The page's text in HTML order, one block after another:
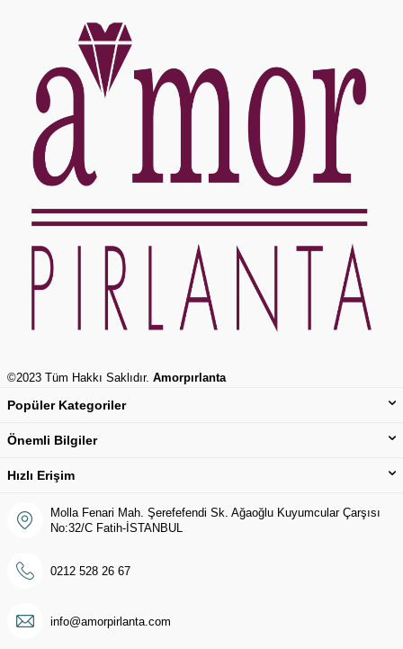
©2023 Tüm Hakkı Saklıdır. Amorpırlanta
Popüler Kategoriler
Önemli Bilgiler
Hızlı Erişim
Molla Fenari Mah. Şerefefendi Sk. Ağaoğlu Kuyumcular Çarşısı
No:32/C Fatih-İSTANBUL
0212 528 26 67
info@amorpirlanta.com